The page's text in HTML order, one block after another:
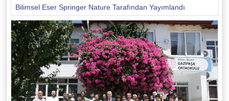
Bilimsel Eser Springer Nature Tarafından Yayımlandı